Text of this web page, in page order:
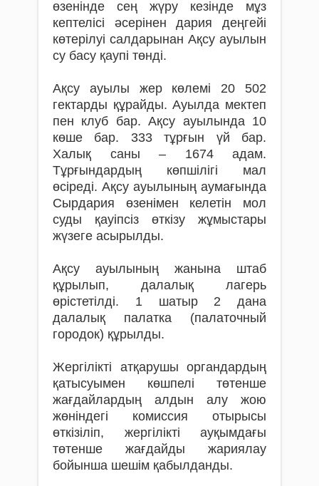
өзенінде сең жүру кезінде мұз
кептелісі әсерінен дария деңгейі
көтерілуі салдарынан Ақсу ауылын
су басу қаупі төнді.
Ақсу ауылы жер көлемі 20 502
гектарды құрайды. Ауылда мектеп
пен клуб бар. Ақсу ауылында 10
көше бар. 333 тұрғын үй бар.
Халық саны – 1674 адам.
Тұрғындардың көпшілігі мал
өсіреді. Ақсу ауылының аумағында
Сырдария өзенімен келетін мол
суды қауіпсіз өткізу жұмыстары
жүзеге асырылды.
Ақсу ауылының жанына штаб
құрылып, далалық лагерь
өрістетілді. 1 шатыр 2 дана
далалық палатка (палаточный
городок) құрылды.
Жергілікті атқарушы органдардың
қатысуымен көшпелі төтенше
жағдайлардың алдын алу жою
жөніндегі комиссия отырысы
өткізіліп, жергілікті ауқымдағы
төтенше жағдайды жариялау
бойынша шешім қабылданды.